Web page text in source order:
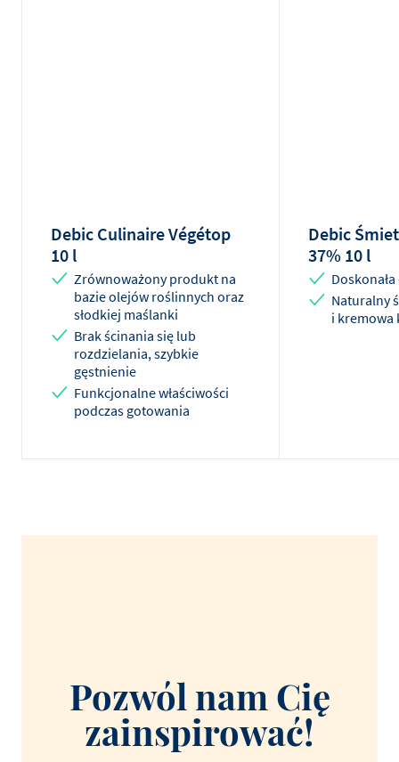
Debic Culinaire Végétop
10 l
Zrównoważony produkt na
bazie olejów roślinnych oraz
słodkiej maślanki
Brak ścinania się lub
rozdzielania, szybkie
gęstnienie
Funkcjonalne właściwości
podczas gotowania
Debic
37% 10 l
Naturalny
i kremowa
Pozwól nam Cię
zainspirować!